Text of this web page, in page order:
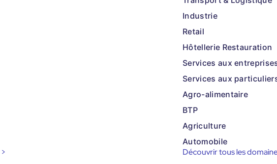
>
Industrie
Retail
Hôtellerie Restauration
Services aux
Services aux
Agro-alimentaire
BTP
Agriculture
Automobile
Découvrir tous les